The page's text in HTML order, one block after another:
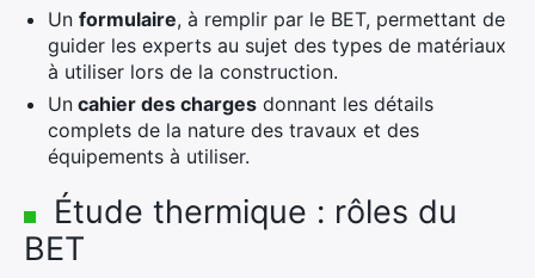
Un formulaire, à remplir par le BET, permettant de
guider les experts au sujet des types de matériaux
à utiliser lors de la construction.
Un cahier des charges donnant les détails
complets de la nature des travaux et des
équipements à utiliser.
Étude thermique : rôles du
BET